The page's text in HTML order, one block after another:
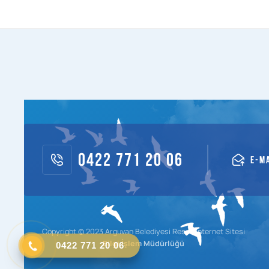
0422 771 20 06
0422 771 20 06 E-
Copyright © 2023 Arguvan Belediyesi Resmi İnternet Sitesi
Bilgi İşlem Müdürlüğü